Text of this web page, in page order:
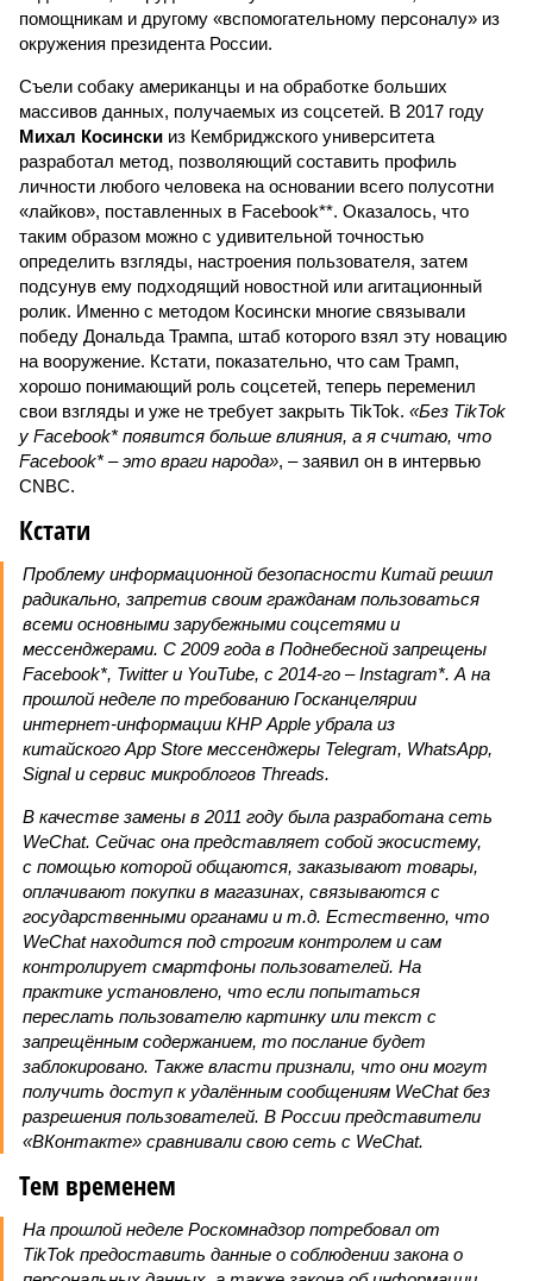
помощникам и другому «вспомогательному персоналу» из
окружения президента России.
Съели собаку американцы и на обработке больших
массивов данных, получаемых из соцсетей. В 2017 году
Михал Косински из Кембриджского университета
разработал метод, позволяющий составить профиль
личности любого человека на основании всего полусотни
«лайков», поставленных в Facebook**. Оказалось, что
таким образом можно с удивительной точностью
определить взгляды, настроения пользователя, затем
подсунув ему подходящий новостной или агитационный
ролик. Именно с методом Косински многие связывали
победу Дональда Трампа, штаб которого взял эту новацию
на вооружение. Кстати, показательно, что сам Трамп,
хорошо понимающий роль соцсетей, теперь переменил
свои взгляды и уже не требует закрыть TikTok. «Без TikTok
у Facebook* появится больше влияния, а я считаю, что
Facebook* – это враги народа», – заявил он в интервью
CNBC.
Кстати
Проблему информационной безопасности Китай решил
радикально, запретив своим гражданам пользоваться
всеми основными зарубежными соцсетями и
мессенджерами. С 2009 года в Поднебесной запрещены
Facebook*, Twitter и YouTube, с 2014-го – Instagram*. А на
прошлой неделе по требованию Госканцелярии
интернет-информации КНР Apple убрала из
китайского App Store мессенджеры Telegram, WhatsApp,
Signal и сервис микроблогов Threads.
В качестве замены в 2011 году была разработана сеть
WeChat. Сейчас она представляет собой экосистему,
с помощью которой общаются, заказывают товары,
оплачивают покупки в магазинах, связываются с
государственными органами и т.д. Естественно, что
WeChat находится под строгим контролем и сам
контролирует смартфоны пользователей. На
практике установлено, что если попытаться
переслать пользователю картинку или текст с
запрещённым содержанием, то послание будет
заблокировано. Также власти признали, что они могут
получить доступ к удалённым сообщениям WeChat без
разрешения пользователей. В России представители
«ВКонтакте» сравнивали свою сеть с WeChat.
Тем временем
На прошлой неделе Роскомнадзор потребовал от
TikTok предоставить данные о соблюдении закона о